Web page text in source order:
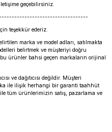
geçebilirsiniz.
teşekkür ederiz.
marka ve model adları, satılmakta
belirtmek ve müşteriyi doğru
bu ürünler bahsi geçen markaların orijinal
ve dağıtıcısı değildir. Müşteri
ile ilişik herhangi bir garanti taahhüt
tüm ürünlerimizin satış, pazarlama ve